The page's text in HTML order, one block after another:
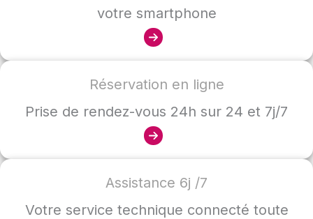
votre smartphone
Réservation en ligne
Prise de rendez-vous 24h sur 24 et 7j/7
Assistance 6j /7
Votre service technique connecté toute